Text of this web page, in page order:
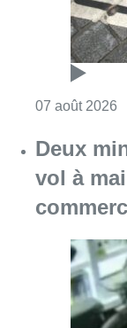
07 août 2026
Deux
vol à